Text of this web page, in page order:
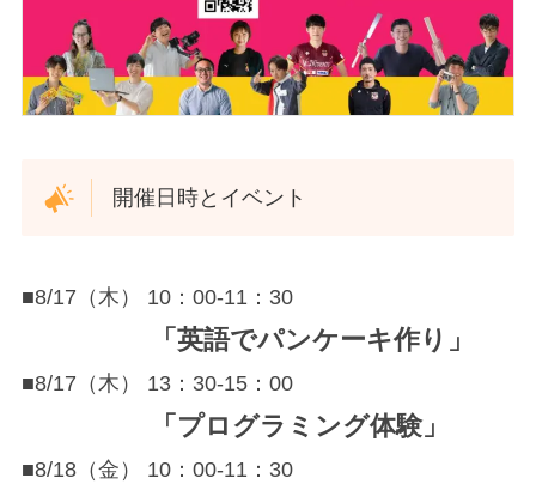
開催日時とイベント
■8/17（木） 10：00-11：30
「英語でパンケーキ作り」
■8/17（木） 13：30-15：00
「プログラミング体験」
■8/18（金） 10：00-11：30